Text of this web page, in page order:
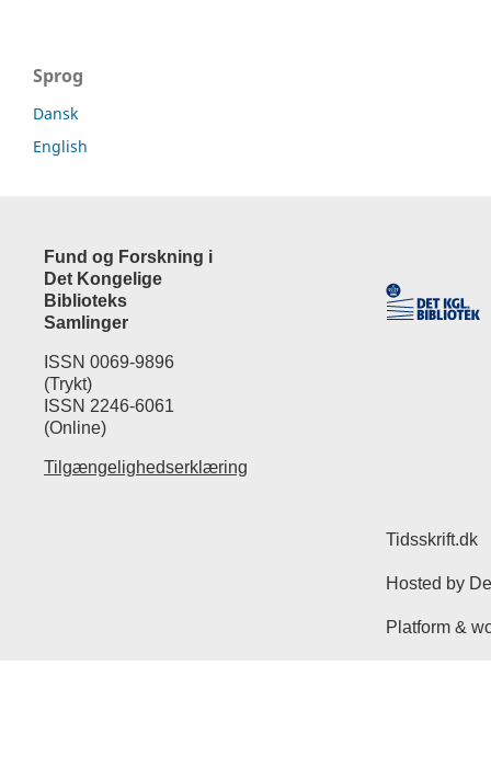
Sprog
Dansk
English
Fund og Forskning i
Det Kongelige
Biblioteks
Samlinger
ISSN 0069-9896
(Trykt)
ISSN 2246-6061
(Online)
Tilgængelighedserklæring